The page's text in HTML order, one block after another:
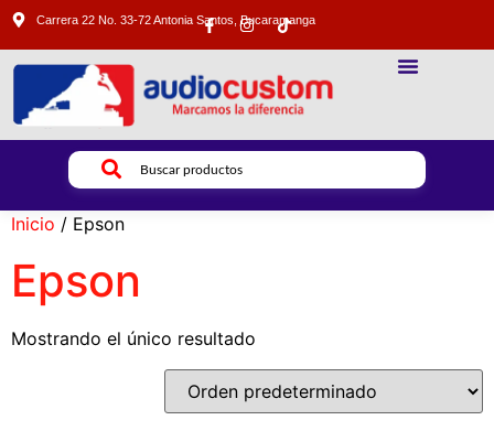
Carrera 22 No. 33-72 Antonia Santos, Bucaramanga
Inicio / Epson
Epson
Mostrando el único resultado